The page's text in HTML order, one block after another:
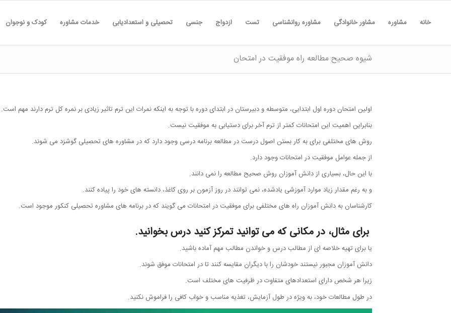
خانه مشاوره مشاور خانوادگی مشاوره روانشناسی تست ازدواج جنسی تحصیلی و استعدادیابی خدمات مشاوره کودک و نوجوان
شيوه صحيح مطالعه راه موفقيت در امتحان
اولین امتحان دوره اول ابتدایی، متوسطه و دبیرستان در ابتدای دوره با توجه به اینکه نمرات این ترم تاثیر زیادی بر نمره کل ترم دارند مهم است.
بنابراین اهمیت این امتحانات کمتر از ترم آخر برای دستیابی به موفقیت نیست.
روش های مختلفی برای به کار بستن اصول درست در مطالعه برنامه درسی وجود دارد که در مشاوره های تحصیلی گوشزد می شوند.
از جمله عوامل موفقیت در امتحانات وجود دارد.
با این حال، بسیاری از دانش آموزان روش صحیح مطالعه را نمی دانند.
و به رغم مقدار زیاد موارد آموزشی یادشده، نمی توانند در روز آزمون بر روی کاغذ، دانسته های خود را پیاده کنند.
کارشناسان به دانش آموزان راه های مختلفی برای موفقیت در امتحانات می گویند که در برنامه های مشاوره تحصیلی کنکور موجود است.
برای مثال، در مکانی که می توانید تمرکز کنید درس بخوانید.
یا برای تهیه خلاصه ای از مطالب درس و خواندن مطالب مهم آماده باشید.
دانش آموزان مجبور نیستند خودشان را با دیگران مقایسه کنند تا در امتحانات موفق شوند.
زیرا هر شخص دارای استعدادهای متفاوت در ظرفیت های مختلف است.
در طول مطالعات خود، به ویژه در طول آزمایش، تغذیه مناسب و خواب کافی را فراموش نکنید.